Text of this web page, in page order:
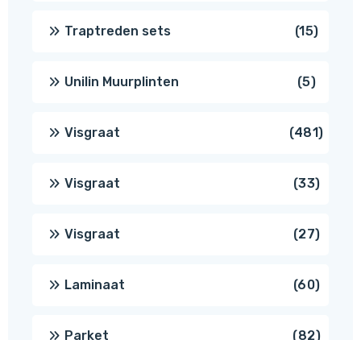
Traptreden sets 1515
Unilin Muurplinten 55
Visgraat 481481
Visgraat 3333
Visgraat 2727
Laminaat 6060
Parket 8282